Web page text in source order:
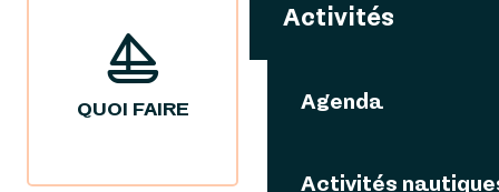
Activités
Agenda
Activités
QUOI FAIRE
NOS IDÉES